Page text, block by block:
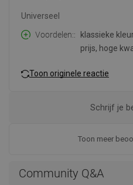
Universeel
Voordelen:
klassieke
prijs, hoge
Toon originele reactie
Toon meer
Schrijf je
Community Q&A